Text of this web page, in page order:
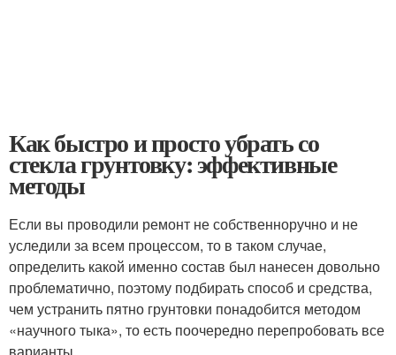
Как быстро и просто убрать со
стекла грунтовку: эффективные
методы
Если вы проводили ремонт не собственноручно и не
уследили за всем процессом, то в таком случае,
определить какой именно состав был нанесен довольно
проблематично, поэтому подбирать способ и средства,
чем устранить пятно грунтовки понадобится методом
«научного тыка», то есть поочередно перепробовать все